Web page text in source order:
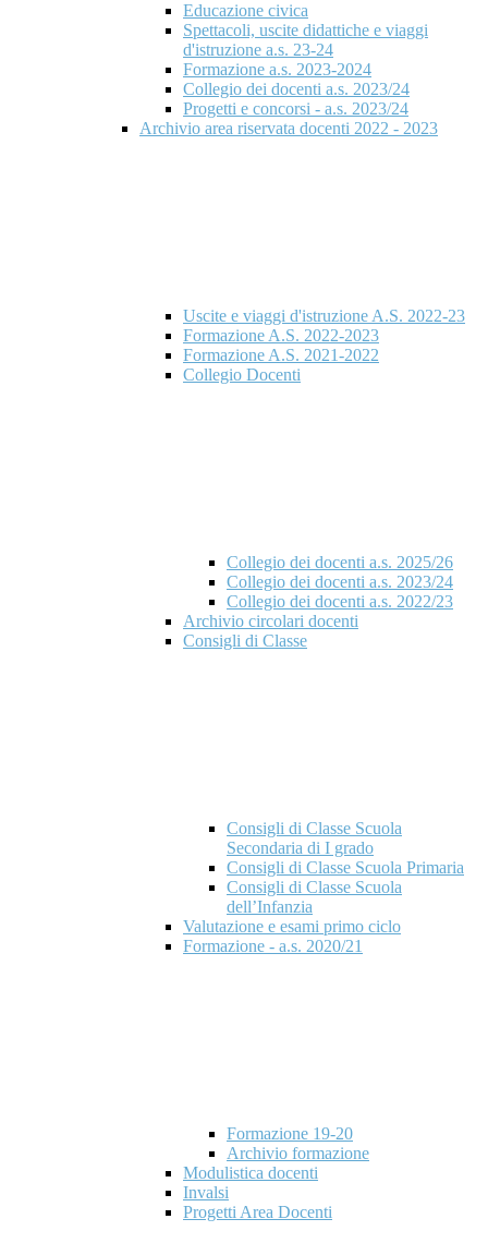
Educazione civica
Spettacoli, uscite didattiche e viaggi
d'istruzione a.s. 23-24
Formazione a.s. 2023-2024
Collegio dei docenti a.s. 2023/24
Progetti e concorsi - a.s. 2023/24
Archivio area riservata docenti 2022 - 2023
Uscite e viaggi d'istruzione A.S. 2022-23
Formazione A.S. 2022-2023
Formazione A.S. 2021-2022
Collegio Docenti
Collegio dei docenti a.s. 2025/26
Collegio dei docenti a.s. 2023/24
Collegio dei docenti a.s. 2022/23
Archivio circolari docenti
Consigli di Classe
Consigli di Classe Scuola
Secondaria di I grado
Consigli di Classe Scuola Primaria
Consigli di Classe Scuola
dell’Infanzia
Valutazione e esami primo ciclo
Formazione - a.s. 2020/21
Formazione 19-20
Archivio formazione
Modulistica docenti
Invalsi
Progetti Area Docenti